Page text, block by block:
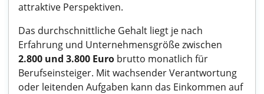
attraktive Perspektiven.
Das durchschnittliche Gehalt liegt je nach
Erfahrung und Unternehmensgröße zwischen
2.800 und 3.800 Euro brutto monatlich für
Berufseinsteiger. Mit wachsender Verantwortung
oder leitenden Aufgaben kann das Einkommen auf